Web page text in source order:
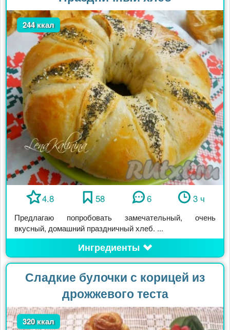
244 ккал
4.8 58 6 3 ч
Предлагаю попробовать замечательный, очень
вкусный, домашний праздничный хлеб. ...
Ингредиенты
Сладкие булочки с корицей из
дрожжевого теста
320 ккал